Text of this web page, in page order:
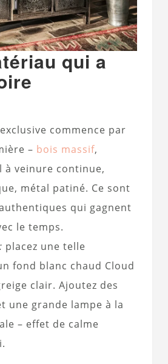
qui a
commence par
– bois massif,
à veinure continue,
métal patiné. Ce sont
qui gagnent
le temps.
placez une telle
fond blanc chaud Cloud
clair. Ajoutez des
une grande lampe à la
– effet de calme